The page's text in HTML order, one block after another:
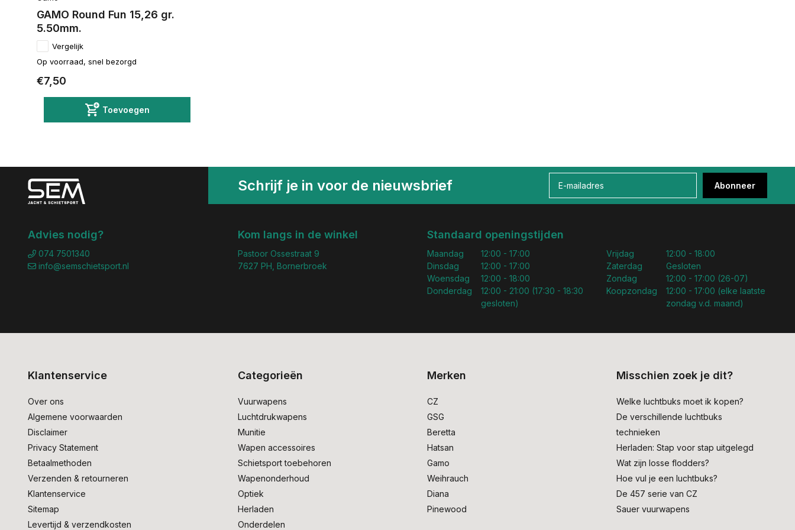
GAMO Round Fun 15,26 gr.
5.50mm.
Vergelijk
Op voorraad, snel bezorgd
€7,50
Toevoegen
Schrijf je in voor de nieuwsbrief Abonneer
Advies nodig?
074 7501340
info@semschietsport.nl
Kom langs in de winkel
Pastoor Ossestraat 9
7627 PH, Bornerbroek
Standaard openingstijden
Maandag
Dinsdag
Woensdag
Donderdag
12:00 - 17:00
12:00 - 17:00
12:00 - 18:00
12:00 - 21:00 (17:30 - 18:30
gesloten)
Vrijdag
Zaterdag
Zondag
Koopzondag
12:00 - 18:00
Gesloten
12:00 - 17:00 (26-07)
12:00 - 17:00 (elke laatste
zondag v.d. maand)
Klantenservice
Over ons
Algemene voorwaarden
Disclaimer
Privacy Statement
Betaalmethoden
Verzenden & retourneren
Klantenservice
Sitemap
Levertijd & verzendkosten
Categorieën
Vuurwapens
Luchtdrukwapens
Munitie
Wapen accessoires
Schietsport toebehoren
Wapenonderhoud
Optiek
Herladen
Onderdelen
Merken
CZ
GSG
Beretta
Hatsan
Gamo
Weihrauch
Diana
Pinewood
Misschien zoek je dit?
Welke luchtbuks moet ik kopen?
De verschillende luchtbuks
technieken
Herladen: Stap voor stap uitgelegd
Wat zijn losse flodders?
Hoe vul je een luchtbuks?
De 457 serie van CZ
Sauer vuurwapens